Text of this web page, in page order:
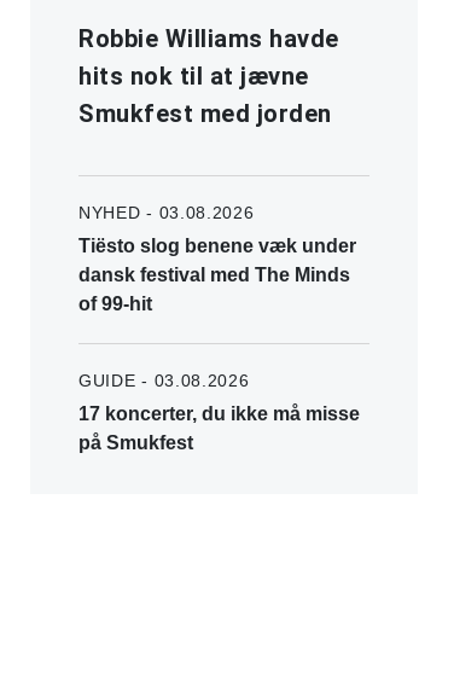
Robbie Williams havde
hits nok til at jævne
Smukfest med jorden
NYHED - 03.08.2026
Tiësto slog benene væk under
dansk festival med The Minds
of 99-hit
GUIDE - 03.08.2026
17 koncerter, du ikke må misse
på Smukfest